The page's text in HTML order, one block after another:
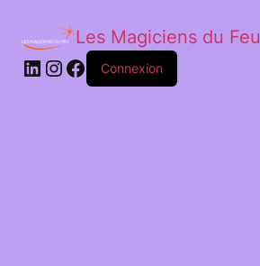
Les Magiciens du Feu
LinkedIn
Instagram
Facebook
Connexion